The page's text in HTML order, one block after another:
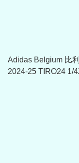
Adidas Belgium 比
2024-25 TIRO24 1/